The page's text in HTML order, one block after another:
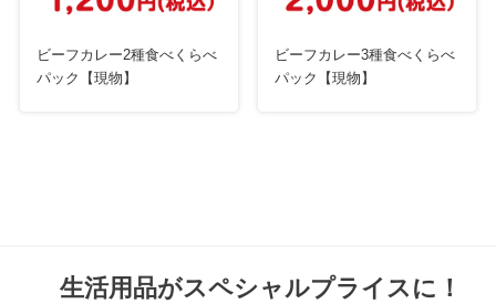
ビーフカレー2種食べくらべ
パック【現物】
ビーフカレー3種食べくらべ
パック【現物】
生活用品がスペシャルプライスに！